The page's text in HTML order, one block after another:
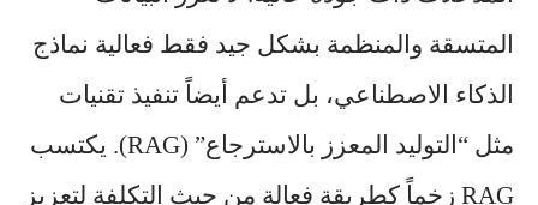
المتسقة والمنظمة بشكل جيد فقط فعالية نماذج
الذكاء الاصطناعي، بل تدعم أيضاً تنفيذ تقنيات
مثل “التوليد المعزز بالاسترجاع” (RAG). يكتسب
RAG زخماً كطريقة فعالة من حيث التكلفة لتعزيز